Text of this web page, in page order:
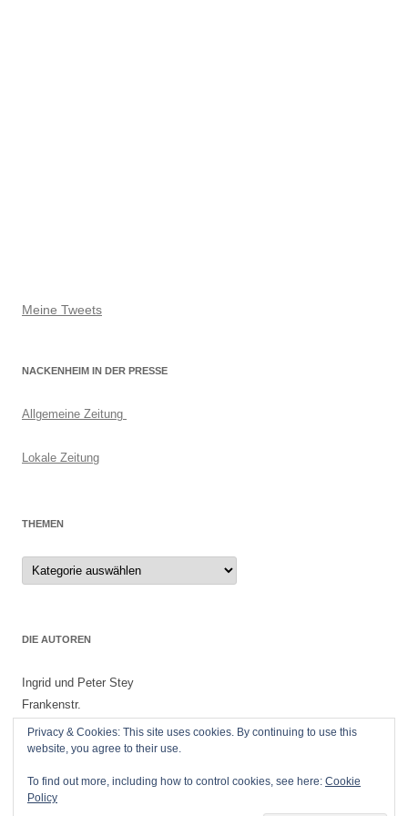
Meine Tweets
NACKENHEIM IN DER PRESSE
Allgemeine Zeitung
Lokale Zeitung
THEMEN
Themen
DIE AUTOREN
Ingrid und Peter Stey
Frankenstr.
55299 Nackenheim
Privacy & Cookies: This site uses cookies. By continuing to use this
website, you agree to their use.
To find out more, including how to control cookies, see here: Cookie
Policy